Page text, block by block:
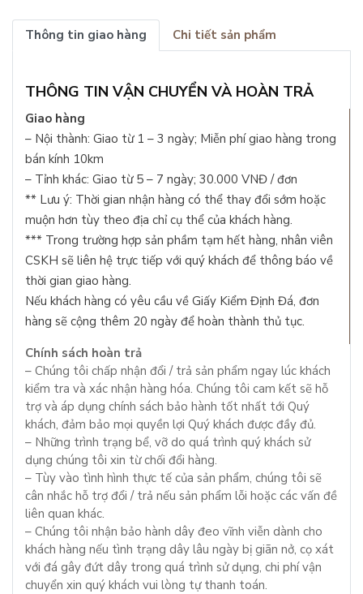
Thông tin giao hàng Chi tiết sản phẩm
THÔNG TIN VẬN CHUYỂN VÀ HOÀN TRẢ
Giao hàng
– Nội thành: Giao từ 1 – 3 ngày; Miễn phí giao hàng trong
bán kính 10km
– Tỉnh khác: Giao từ 5 – 7 ngày; 30.000 VNĐ / đơn
** Lưu ý: Thời gian nhận hàng có thể thay đổi sớm hoặc
muộn hơn tùy theo địa chỉ cụ thể của khách hàng.
*** Trong trường hợp sản phầm tạm hết hàng, nhân viên
CSKH sẽ liên hệ trực tiếp với quý khách để thông báo về
thời gian giao hàng.
Nếu khách hàng có yêu cầu về Giấy Kiểm Định Đá, đơn
hàng sẽ cộng thêm 20 ngày để hoàn thành thủ tục.
Chính sách hoàn trả
– Chúng tôi chấp nhận đổi / trả sản phẩm ngay lúc khách
kiểm tra và xác nhận hàng hóa. Chúng tôi cam kết sẽ hỗ
trợ và áp dụng chính sách bảo hành tốt nhất tới Quý
khách, đảm bảo mọi quyền lợi Quý khách được đầy đủ.
– Những trình trạng bể, vỡ do quá trình quý khách sử
dụng chúng tôi xin từ chối đổi hàng.
– Tùy vào tình hình thực tế của sản phẩm, chúng tôi sẽ
cân nhắc hỗ trợ đổi / trả nếu sản phẩm lỗi hoặc các vấn đề
liên quan khác.
– Chúng tôi nhận bảo hành dây đeo vĩnh viễn dành cho
khách hàng nếu tình trạng dây lâu ngày bị giãn nở, cọ xát
với đá gây đứt dây trong quá trình sử dụng, chi phí vận
chuyển xin quý khách vui lòng tự thanh toán.